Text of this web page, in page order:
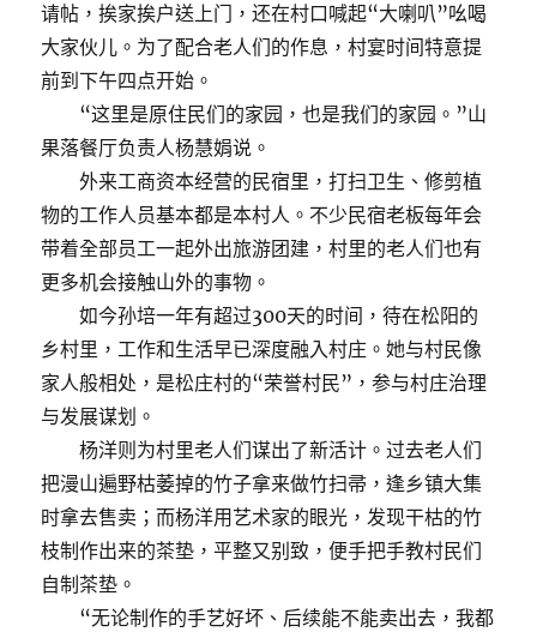
请帖，挨家挨户送上门，还在村口喊起“大喇叭”吆喝
大家伙儿。为了配合老人们的作息，村宴时间特意提
前到下午四点开始。
“这里是原住民们的家园，也是我们的家园。”山
果落餐厅负责人杨慧娟说。
外来工商资本经营的民宿里，打扫卫生、修剪植
物的工作人员基本都是本村人。不少民宿老板每年会
带着全部员工一起外出旅游团建，村里的老人们也有
更多机会接触山外的事物。
如今孙培一年有超过300天的时间，待在松阳的
乡村里，工作和生活早已深度融入村庄。她与村民像
家人般相处，是松庄村的“荣誉村民”，参与村庄治理
与发展谋划。
杨洋则为村里老人们谋出了新活计。过去老人们
把漫山遍野枯萎掉的竹子拿来做竹扫帚，逢乡镇大集
时拿去售卖；而杨洋用艺术家的眼光，发现干枯的竹
枝制作出来的茶垫，平整又别致，便手把手教村民们
自制茶垫。
“无论制作的手艺好坏、后续能不能卖出去，我都